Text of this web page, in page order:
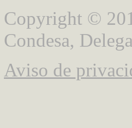
Copyright ©
Condesa,
Aviso de